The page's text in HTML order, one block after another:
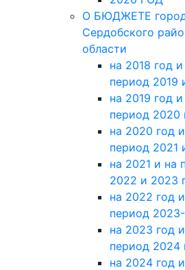
О БЮДЖЕТЕ
Сердобского
области
на 2018 год
период 2019
на 2019 год
период 2020
на 2020 год
период 2021
на 2021 и на
2022 и 2023
на 2022 год
период
на 2023 год
период 2024
на 2024 год